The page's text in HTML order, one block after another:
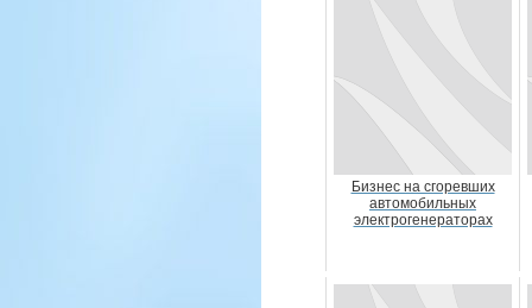
Бизнес на сгоревших
автомобильных
электрогенераторах